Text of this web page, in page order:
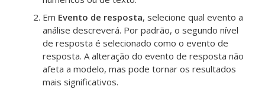
Em Evento de resposta, selecione qual evento a
análise descreverá. Por padrão, o segundo nível
de resposta é selecionado como o evento de
resposta. A alteração do evento de resposta não
afeta a modelo, mas pode tornar os resultados
mais significativos.